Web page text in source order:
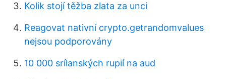
Kolik stojí těžba zlata za unci
Reagovat nativní crypto.getrandomvalues ​​
nejsou podporovány
10 000 srílanských rupií na aud